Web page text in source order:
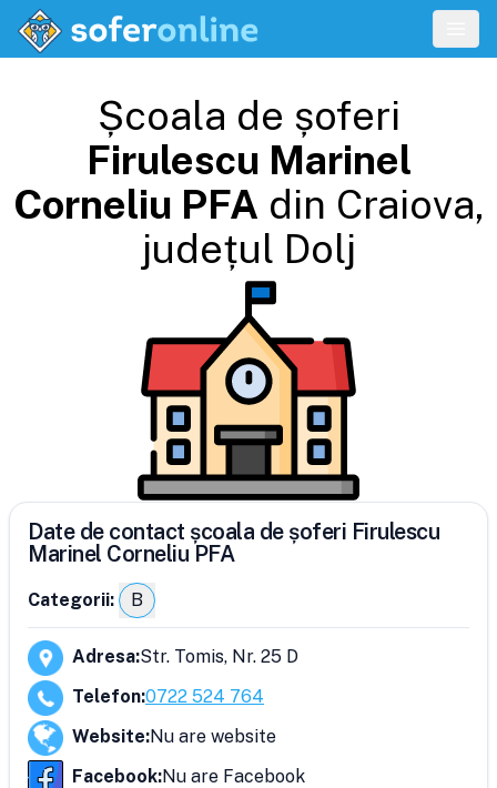
Școala de șoferi
Firulescu Marinel
Corneliu PFA din Craiova,
județul Dolj
Date de contact școala de șoferi Firulescu
Marinel Corneliu PFA
Categorii: B
Adresa:Str. Tomis, Nr. 25 D
Telefon:0722 524 764
Website:Nu are website
Facebook:Nu are Facebook